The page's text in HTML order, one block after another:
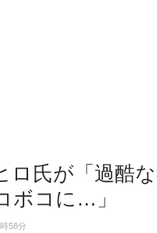
ロ氏が「過酷
ボコに…」
58分